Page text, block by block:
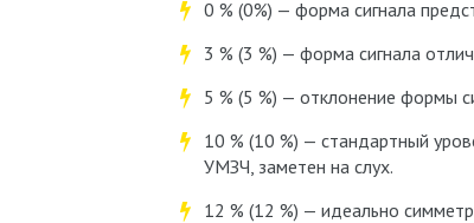
0 % (0%) — форма сигнала
3 % (3 %) — форма сигнала
5 % (5 %) — отклонение формы
10 % (10 %) — стандартный
УМЗЧ, заметен на слух.
12 % (12 %) — идеально